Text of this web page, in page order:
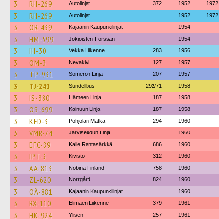
3 RH-269 Autolinjat 372 1952 1972
3 RH-269 Autolinjat 1952 1972
3 OR-439 Kajaanin Kaupunkilinjat 1954
3 HM-599 Jokioisten-Forssan 1954
3 IH-30 Vekka Liikenne 283 1956
3 OM-3 Nevakivi 127 1957
3 TP-931 Someron Linja 207 1957
3 TJ-241 Sundellbus 292/71 1958
3 IS-380 Hämeen Linja 187 1958
3 OS-699 Kainuun Linja 187 1958
3 KFD-3 Pohjolan Matka 294 1960
3 VMR-74 Järviseudun Linja 1960
3 EFC-89 Kalle Rantasärkkä 686 1960
3 IPT-3 Kivistö 312 1960
3 AÄ-813 Nobina Finland 758 1960
3 ZL-620 Norrgård 824 1960
3 OÄ-881 Kajaanin Kaupunkilinjat 1960
3 RX-110 Elimäen Liikenne 379 1961
3 HK-924 Ylisen 257 1961